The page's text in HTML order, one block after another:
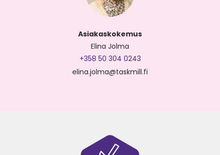
Asiakaskokemus
Elina Jolma
+358 50 304 0243
elina.jolma@taskmill.fi